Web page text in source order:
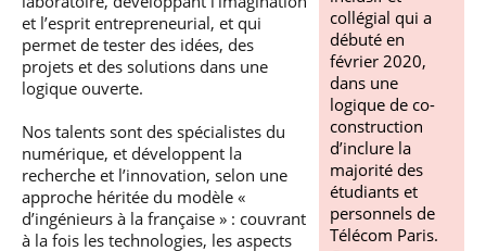
S’engager à Télécom
Paris
Numérique
responsable : nos
élèves impliqués
Parcours Numérique
Responsable
Enquête 1er emploi
Corps des Mines
Parcours Talents : un
Double Diplôme
donnant accès aux
Corps techniques de
l’État
Artificielle en
alternance
(admissions closes)
Expert
réseaux et des
systèmes
d’information
Intelligence
Artificielle – Expert
Data & MLops
Je suis élève en
situation de
handicap, comment
faire ?
Vous êtes admis,
préparez votre
arrivée
Financement
Entreprises &
solutions Mastère
professionnel
• Journaliste
• Diplômé
collégial qui a
débuté en
février 2020,
dans une
logique de co-
construction
d’inclure la
majorité des
étudiants et
personnels de
Télécom Paris.
et l’esprit entrepreneurial, et qui
permet de tester des idées, des
projets et des solutions dans une
logique ouverte.
Nos talents sont des spécialistes du
numérique, et développent la
recherche et l’innovation, selon une
approche héritée du modèle «
d’ingénieurs à la française » : couvrant
à la fois les technologies, les aspects